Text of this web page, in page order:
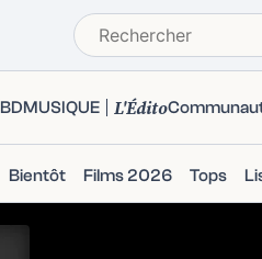
BDMUSIQUE L'Édito
Bientôt Films 2026 Tops